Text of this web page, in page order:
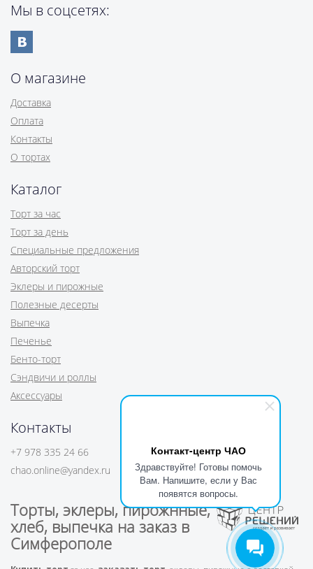
Контакт-центр ЧАО
Здравствуйте! Готовы помочь
Вам. Напишите, если у Вас
появятся вопросы.
Мы в соцсетях:
О магазине
Доставка
Оплата
Контакты
О тортах
Каталог
Торт за час
Торт за день
Специальные предложения
Авторский торт
Эклеры и пирожные
Полезные десерты
Выпечка
Печенье
Бенто-торт
Сэндвичи и роллы
Аксессуары
Контакты
+7 978 335 24 66
chao.online@yandex.ru
Торты, эклеры, пирожнные,
хлеб, выпечка на заказ в
Симферополе